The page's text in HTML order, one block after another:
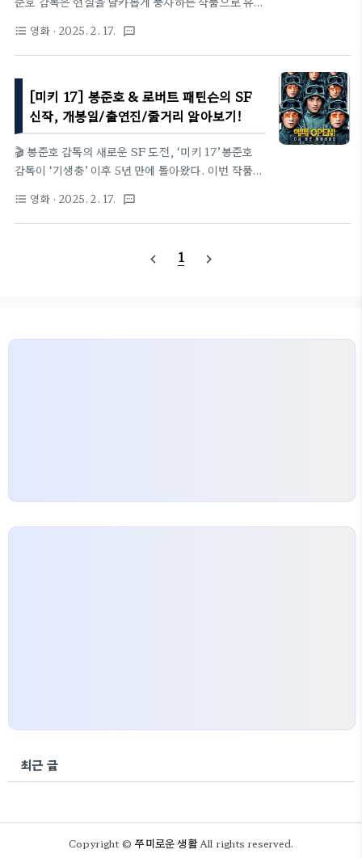
르라는 공통점을 가지면서도, 각기 다른 방식으로 사
회적 메시지를 전달한다.🚆 설국열차는 기후 재난 이
후 인류가 마지막으로 살아남은 ‘기차’라는 폐쇄된 공
간에서 계급 간 갈등을 그린다.🧬 미키 17은 얼음 행
성을 개척하는 과정에서 ‘복제 인간’이 등장하며, 인간
의 존엄성과 정체성을 탐구한다.과연 두 작품이 전하
는 메시지는 어떻게 다를까?1️⃣ 디스토피아적 배경:
기차 vs. 얼음 행성요소설국열차미키 17배경기후변
얼음 행성 ‘니플하임’생존 방식기차 안에서 엄격한 계
급 시스템 유지..
format_list_bulleted 영화 · 2025. 2. 17. textsms
[미키 17] 봉준호 & 로버트 패틴슨의 SF
신작, 개봉일/출연진/줄거리 알아보기!
🎬 봉준호 감독의 새로운 SF 도전, ‘미키 17’봉준호
감독이 ‘기생충’ 이후 5년 만에 돌아왔다. 이번 작품은
로, 에드워드 애슈턴(Edward Ashton)의 소설
『Mickey 7』(2022)을 원작으로 한다.‘미키 17’은
으로 한 블랙 코미디 SF 장르의 영화다.이번 영화는
콜렛(Toni Collette) 등이 출연해 화려한 캐스팅을
format_list_bulleted 영화 · 2025. 2. 17. textsms
navigate_before 1 navigate_next
최근 글
Copyright ©쭈미로운 생활All rights reserved.